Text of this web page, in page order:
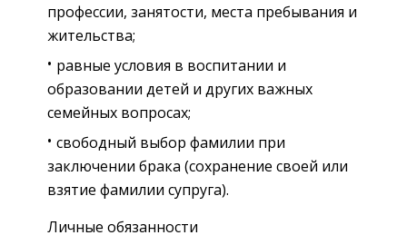
профессии, занятости, места пребывания и
жительства;
равные условия в воспитании и
образовании детей и других важных
семейных вопросах;
свободный выбор фамилии при
заключении брака (сохранение своей или
взятие фамилии супруга).
Личные обязанности